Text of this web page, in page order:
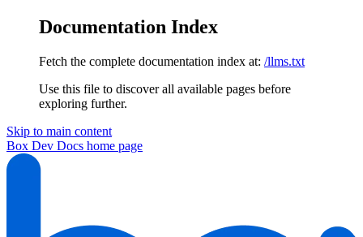
Documentation Index
Fetch the complete documentation index at: /llms.txt
Use this file to discover all available pages before
exploring further.
Skip to main content
Box Dev Docs home page